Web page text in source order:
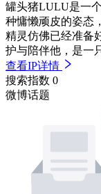
罐头猪LULU是一
种慵懒顽皮的姿态
精灵仿佛已经准备
护与陪伴他，是一
查看IP详情
搜索指数 0
微博话题